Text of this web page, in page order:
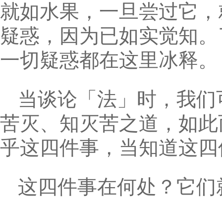
就如水果，一旦尝过它
疑惑，因为已如实觉知
一切疑惑都在这里冰释。
当谈论「法」时，我
苦灭、知灭苦之道，如
乎这四件事，当知道这
这四件事在何处？它